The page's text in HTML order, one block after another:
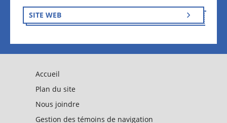
SITE WEB
Accueil
Plan du site
Nous joindre
Gestion des témoins de navigation